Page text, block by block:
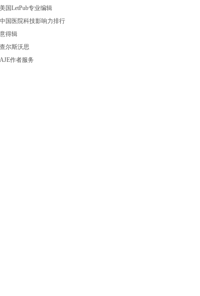
美国LetPub专业编辑
中国医院科技影响力排行
意得辑
查尔斯沃思
AJE作者服务